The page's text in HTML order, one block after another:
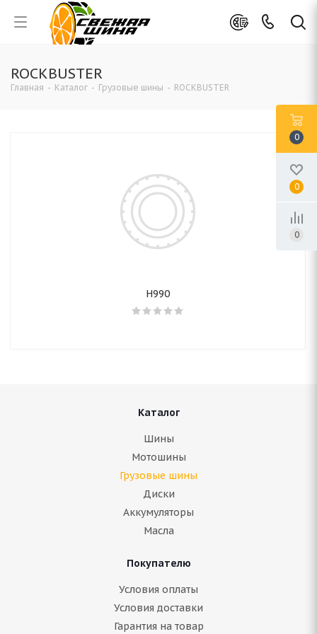
ROCKBUSTER
Главная - Каталог - Грузовые шины - ROCKBUSTER
H990
Каталог
Шины
Мотошины
Грузовые шины
Диски
Аккумуляторы
Масла
Покупателю
Условия оплаты
Условия доставки
Гарантия на товар
0
0
0